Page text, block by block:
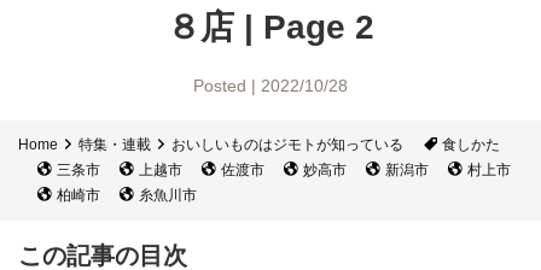
８店 | Page 2
Posted | 2022/10/28
Home 特集・連載 おいしいものはジモトが知っている
食しかた
三条市
上越市 佐渡市 妙高市 新潟市
村上市
柏崎市
糸魚川市
この記事の目次